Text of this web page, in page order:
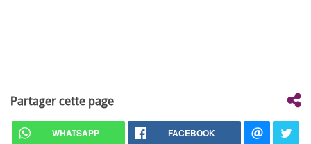
Partager cette page
WHATSAPP FACEBOOK